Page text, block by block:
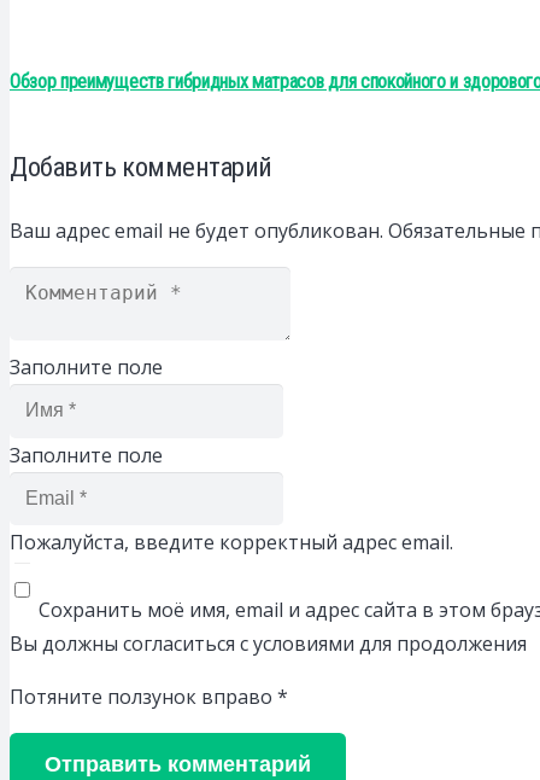
Обзор преимуществ гибридных матрасов для спокойного и
Добавить комментарий
Ваш адрес email не будет опубликован. Обязательные
Заполните поле
Заполните поле
Пожалуйста, введите корректный адрес email.
Сохранить моё имя, email и адрес сайта в этом
Вы должны согласиться с условиями для продолжения
Потяните ползунок вправо *
Отправить комментарий